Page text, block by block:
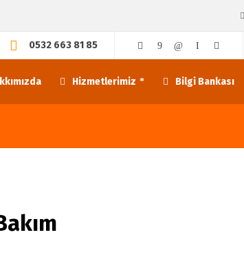
0532 663 81 85
Hizmetlerimiz Bilgi Bankası